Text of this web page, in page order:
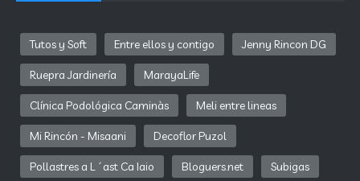
Tutos y Soft Entre ellos y contigo Jenny Rincon DG
Ruepra Jardinería MarayaLife
Clínica Podológica Caminàs Meli entre lineas
Mi Rincón - Misaani Decoflor Puzol
Pollastres a L´ast Ca Iaio Bloguers.net Subigas